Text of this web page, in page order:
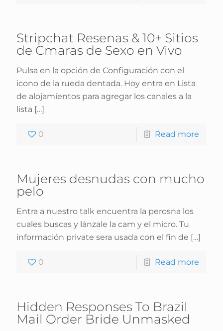
Stripchat Resenas & 10+ Sitios
de Cmaras de Sexo en Vivo
Pulsa en la opción de Configuración con el
icono de la rueda dentada. Hoy entra en Lista
de alojamientos para agregar los canales a la
lista […]
0 Read more
Mujeres desnudas con mucho
pelo
Entra a nuestro talk encuentra la perosna los
cuales buscas y lánzale la cam y el micro. Tu
información private sera usada con el fin de […]
0 Read more
Hidden Responses To Brazil
Mail Order Bride Unmasked